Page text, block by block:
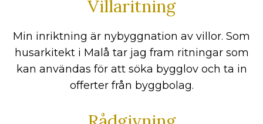
Villaritning
Min inriktning är nybyggnation av villor. Som
husarkitekt i Malå tar jag fram ritningar som
kan användas för att söka bygglov och ta in
offerter från byggbolag.